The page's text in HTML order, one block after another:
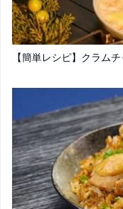
【簡単レシピ】クラム